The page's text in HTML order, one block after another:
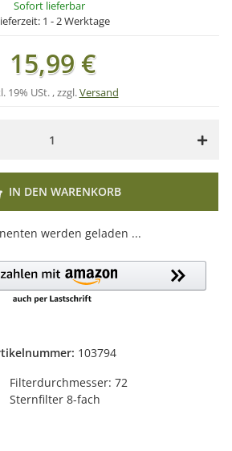
103794
Filterdurchmesser: 72
Sternfilter 8-fach
Sofort lieferbar
1 - 2 Werktage
15,99 €
19% USt. , zzgl.Versand
IN DEN WARENKORB
werden geladen ...